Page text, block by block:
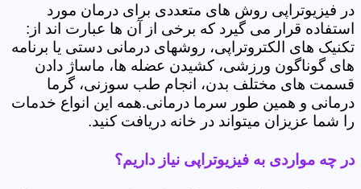
در فیزیوتراپی روش های متعددی برای درمان مورد
استفاده قرار می گیرد که برخی از آن ها عبارت اند از:
تکنیک های الکتروتراپی، روشهای درمانی دستی یا برنامه
های گوناگون ورزشی، کشیدن عضله ها، ماساژ دادن
قسمت های مختلف بدن، انجام طب سوزنی، گرما
درمانی و همین طور سرما درمانی.همه این انواع خدمات
را شما عزیزان میتواند در خانه دریافت کنید.
در چه مواردی به فیزیوتراپی نیاز داریم؟